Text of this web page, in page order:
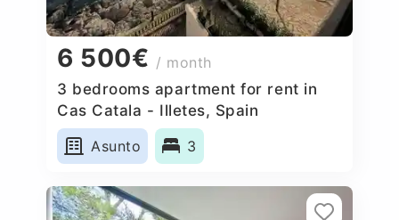
6 500€ / month
3 bedrooms apartment for rent in
Cas Catala - Illetes, Spain
Asunto
3